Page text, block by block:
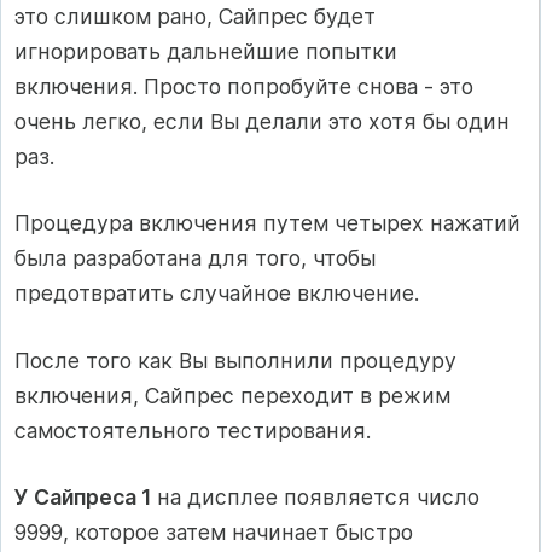
это слишком рано, Сайпрес будет
игнорировать дальнейшие попытки
включения. Просто попробуйте снова - это
очень легко, если Вы делали это хотя бы один
раз.
Процедура включения путем четырех нажатий
была разработана для того, чтобы
предотвратить случайное включение.
После того как Вы выполнили процедуру
включения, Сайпрес переходит в режим
самостоятельного тестирования.
У Сайпреса 1 на дисплее появляется число
9999, которое затем начинает быстро